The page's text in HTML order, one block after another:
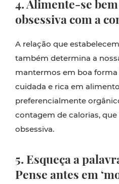
4. Alimente-se
obsessiva com a
A relação que
também determina a
mantermos em boa forma
cuidada e rica em
preferencialmente
contagem de calorias,
obsessiva.
5. Esqueça a
Pense antes em